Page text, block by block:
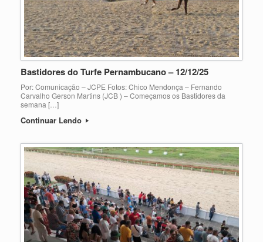
Bastidores do Turfe Pernambucano – 12/12/25
Por: Comunicação – JCPE Fotos: Chico Mendonça – Fernando
Carvalho Gerson Martins (JCB ) – Começamos os Bastidores da
semana […]
Continuar Lendo